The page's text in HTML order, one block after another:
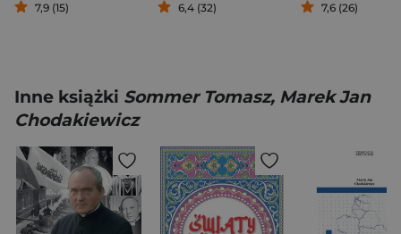
7,9 (15) 6,4 (32) 7,6 (26)
Inne książki Sommer Tomasz, Marek Jan
Chodakiewicz